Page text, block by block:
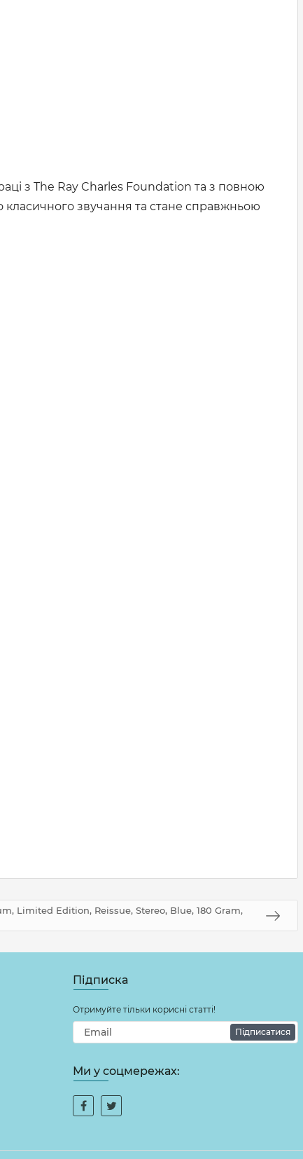
з The Ray Charles Foundation та з повною
класичного звучання та стане справжньою
Limited Edition, Reissue, Stereo, Blue, 180 Gram,
Підписка
Отримуйте тільки корисні статті!
Підписатися
Ми у соцмережах: